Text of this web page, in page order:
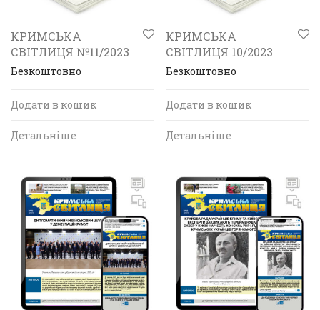
КРИМСЬКА
СВІТЛИЦЯ №11/2023
Безкоштовно
Додати в кошик
Детальніше
КРИМСЬКА
СВІТЛИЦЯ 10/2023
Безкоштовно
Додати в кошик
Детальніше